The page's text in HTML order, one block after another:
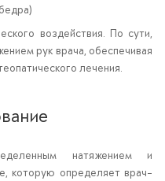
воздействия. По сути,
рук врача, обеспечивая
лечения.
натяжением и
которую определяет врач-